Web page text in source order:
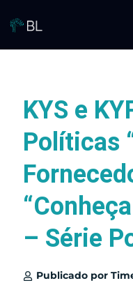
Pular
para
KYS e
Políticas
– Série
Publicado por